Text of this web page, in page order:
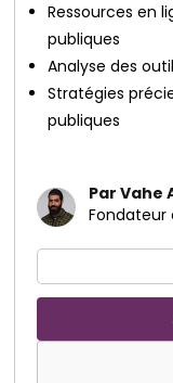
Ressources en
publiques
Analyse des
Stratégies
publiques
Par Vahe
Fondateur